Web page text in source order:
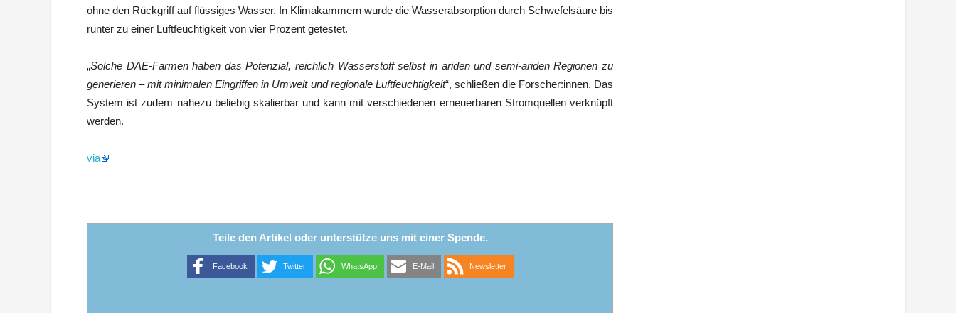
ohne den Rückgriff auf flüssiges Wasser. In Klimakammern wurde die Wasserabsorption durch Schwefelsäure bis
runter zu einer Luftfeuchtigkeit von vier Prozent getestet.
„Solche DAE-Farmen haben das Potenzial, reichlich Wasserstoff selbst in ariden und semi-ariden Regionen zu
generieren – mit minimalen Eingriffen in Umwelt und regionale Luftfeuchtigkeit“, schließen die Forscher:innen. Das
System ist zudem nahezu beliebig skalierbar und kann mit verschiedenen erneuerbaren Stromquellen verknüpft
werden.
via
Teile den Artikel oder unterstütze uns mit einer Spende.
Facebook Twitter WhatsApp E-Mail Newsletter